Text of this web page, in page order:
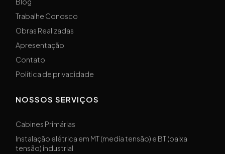
Trabalhe Conosco
Obras Realizadas
Apresentação
Contato
Política de privacidade
NOSSOS SERVIÇOS
Cabines Primárias
Instalação elétrica em MT (media tensão) e BT (baixa
tensão) industrial